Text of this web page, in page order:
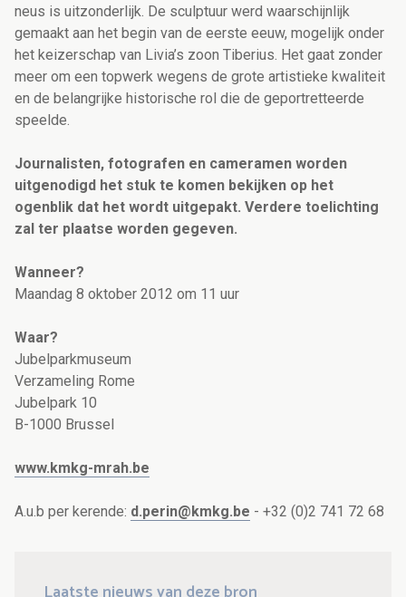
neus is uitzonderlijk. De sculptuur werd waarschijnlijk
gemaakt aan het begin van de eerste eeuw, mogelijk onder
het keizerschap van Livia’s zoon Tiberius. Het gaat zonder
meer om een topwerk wegens de grote artistieke kwaliteit
en de belangrijke historische rol die de geportretteerde
speelde.
Journalisten, fotografen en cameramen worden
uitgenodigd het stuk te komen bekijken op het
ogenblik dat het wordt uitgepakt. Verdere toelichting
zal ter plaatse worden gegeven.
Wanneer?
Maandag 8 oktober 2012 om 11 uur
Waar?
Jubelparkmuseum
Verzameling Rome
Jubelpark 10
B-1000 Brussel
www.kmkg-mrah.be
A.u.b per kerende: d.perin@kmkg.be - +32 (0)2 741 72 68